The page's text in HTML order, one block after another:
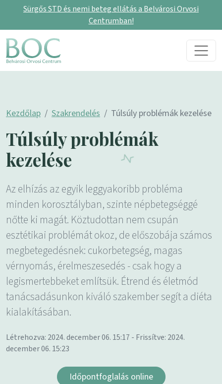
Sürgős STD és nemi beteg ellátás a Belvárosi Orvosi
Centrumban!
Skip to content
Main Navigation
Kezdőlap Szakrendelés Túlsúly problémák kezelése
Túlsúly problémák
kezelése
Az elhízás az egyik leggyakoribb probléma
minden korosztályban, szinte népbetegséggé
nőtte ki magát. Köztudottan nem csupán
esztétikai problémát okoz, de előszobája számos
megbetegedésnek: cukorbetegség, magas
vérnyomás, érelmeszesedés - csak hogy a
legismertebbeket említsük. Étrend és életmód
tanácsadásunkon kiváló szakember segít a diéta
kialakításában.
Létrehozva: 2024. december 06. 15:17 - Frissítve: 2024.
december 06. 15:23
Időpontfoglalás online